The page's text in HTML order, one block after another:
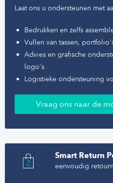
Laat ons u ondersteunen met
Bedrukken en zelfs
Vullen van tassen,
Advies en grafische
logo's
Logistieke ondersteuning
Vraag ons naar de
Smart Return
eenvoudig